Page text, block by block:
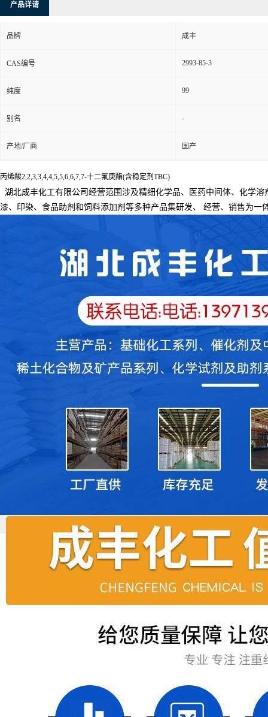
产品详请
品牌 成丰
CAS编号 2993-85-3
纯度 99
别名 -
产地/厂商 国产
丙烯酸2,2,3,3,4,4,5,5,6,6,7,7-十二氟庚酯(含稳定剂TBC)
湖北成丰化工有限公司经营范围涉及精细化学品、医药中间体、化学
漆、印染、食品助剂和饲料添加剂等多种产品集研发、
经营、销售为一